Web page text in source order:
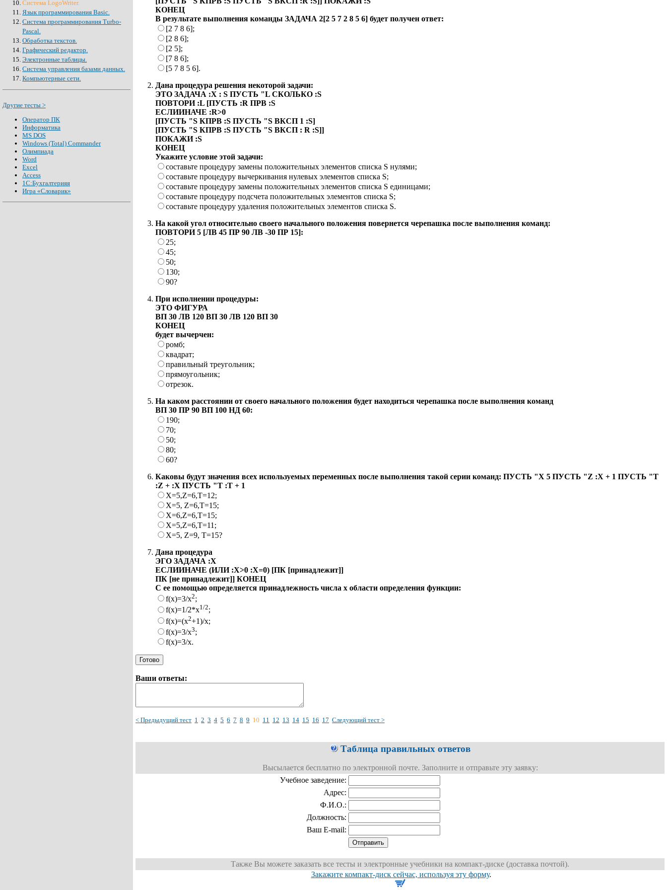
Система LogoWriter.
Язык программирования Basic.
Система программирования Turbo-
Pascal.
Обработка текстов.
Графический редактор.
Электронные таблицы.
Система управления базами данных.
Компьютерные сети.
Другие тесты >
Оператор ПК
Информатика
MS DOS
Windows (Total) Commander
Олимпиада
Word
Excel
Access
1С:Бухгалтерияя
Игра «Словарик»
КОНЕЦ
В результате выполнения команды ЗАДАЧА 2[2 5 7 2 8 5 6] будет получен ответ:
[2 7 8 6];
[2 8 6];
[2 5];
[7 8 6];
[5 7 8 5 6].
Дана процедура решения некоторой задачи:
ЭТО ЗАДАЧА :X : S ПУСТЬ "L СКОЛЬКО :S
ПОВТОРИ :L [ПУСТЬ :R ПРВ :S
ЕСЛИИНАЧЕ :R>0
[ПУСТЬ "S КПРВ :S ПУСТЬ "S ВКСП 1 :S]
[ПУСТЬ "S КПРВ :S ПУСТЬ "S ВКСП : R :S]]
ПОКАЖИ :S
КОНЕЦ
Укажите условие этой задачи:
составьте процедуру замены положительных элементов списка S нулями;
составьте процедуру вычеркивания нулевых элементов списка S;
составьте процедуру замены положительных элементов списка S единицами;
составьте процедуру подсчета положительных элементов списка S;
составьте процедуру удаления положительных элементов списка S.
На какой угол относительно своего начального положения повернется черепашка после выполнения команд:
ПОВТОРИ 5 [ЛВ 45 ПР 90 ЛВ -30 ПР 15]:
25;
45;
50;
130;
90?
При исполнении процедуры:
ЭТО ФИГУРА
ВП 30 ЛВ 120 ВП 30 ЛВ 120 ВП 30
КОНЕЦ
будет вычерчен:
ромб;
квадрат;
правильный треугольник;
прямоугольник;
отрезок.
На каком расстоянии от своего начального положения будет находиться черепашка после выполнения команд
ВП 30 ПР 90 ВП 100 НД 60:
190;
70;
50;
80;
60?
Каковы будут значения всех используемых переменных после выполнения такой серии команд: ПУСТЬ "X 5 ПУСТЬ "Z :X + 1 ПУСТЬ "Т
:Z + :X ПУСТЬ "Т :Т + 1
X=5,Z=6,T=12;
Х=5, Z=6,T=15;
X=6,Z=6,T=15;
X=5,Z=6,T=11;
Х=5, Z=9, Т=15?
Дана процедура
ЭГО ЗАДАЧА :X
ЕСЛИИНАЧЕ (ИЛИ :Х>0 :Х=0) [ПК [принадлежит]]
ПК [не принадлежит]] КОНЕЦ
С ее помощью определяется принадлежность числа х области определения функции:
f(x)=3/x2;
f(x)=1/2*x1/2;
f(x)=(x2+1)/x;
f(x)=3/x3;
f(x)=3/x.
Ваши ответы:
< Предыдущий тест 1 2 3 4 5 6 7 8 9 10 11 12 13 14 15 16 17 Следующий тест >
Таблица правильных ответов
Высылается бесплатно по электронной почте. Заполните и отправьте эту заявку:
Учебное заведение:
Адрес:
Ф.И.О.:
Должность:
Ваш E-mail:
Также Вы можете заказать все тесты и электронные учебники на компакт-диске (доставка почтой).
Закажите компакт-диск сейчас, используя эту форму.